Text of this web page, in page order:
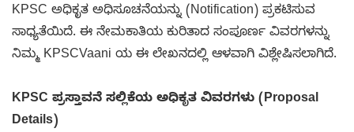
KPSC ಅಧಿಕೃತ ಅಧಿಸೂಚನೆಯನ್ನು (Notification) ಪ್ರಕಟಿಸುವ
ಸಾಧ್ಯತೆಯಿದೆ. ಈ ನೇಮಕಾತಿಯ ಕುರಿತಾದ ಸಂಪೂರ್ಣ ವಿವರಗಳನ್ನು
ನಿಮ್ಮ KPSCVaani ಯ ಈ ಲೇಖನದಲ್ಲಿ ಆಳವಾಗಿ ವಿಶ್ಲೇಷಿಸಲಾಗಿದೆ.
KPSC ಪ್ರಸ್ತಾವನೆ ಸಲ್ಲಿಕೆಯ ಅಧಿಕೃತ ವಿವರಗಳು (Proposal
Details)